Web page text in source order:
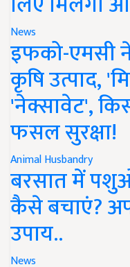
News
इफको-एमसी
कृषि उत्पाद,
'नेक्सावेट',
फसल सुरक्षा!
Animal Husbandry
बरसात में
कैसे बचाएं?
उपाय..
News